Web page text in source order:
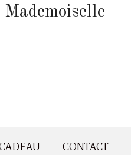
Mademoiselle
CONTACT